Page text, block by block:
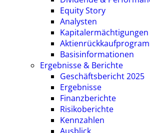
Equity Story
Analysten
Basisinformationen
Ergebnisse & Berichte
Geschäftsbericht 2025
Ergebnisse
Finanzberichte
Risikoberichte
Kennzahlen